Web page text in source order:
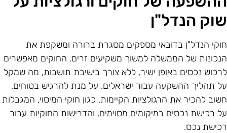
הנדל"ן
הנדל"ן בדובאי מספקים מסגרת ברורה ומשקפת את
של הממשלה למשוך משקיעים זרים. החוקים מאפשרים
נכסים באופן ישיר, ללא צורך בישיבת תושבות, מה שמקל
תהליך ההשקעה עבור ישראלים. על מנת להרגיש בטוחים,
להכיר את הרגולציות הקיימות, כגון חוקי המיסוי, המגבלות
רכישת נכסים במיקומים מסוימים, והדרישות החוקיות עבור
נכס.